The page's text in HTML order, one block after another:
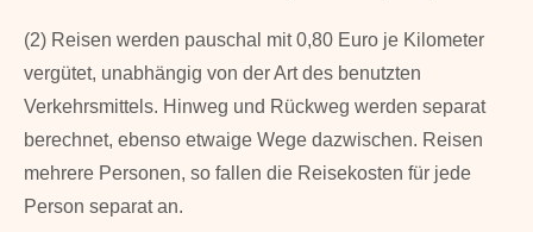
(2) Reisen werden pauschal mit 0,80 Euro je Kilometer
vergütet, unabhäng­ig von der Art des benutzten
Verkehrsmittels. Hinweg und Rückweg werden se­parat
berechnet, ebenso etwaige Wege dazwischen. Reisen
mehrere Personen, so fallen die Reisekosten für jede
Person separat an.